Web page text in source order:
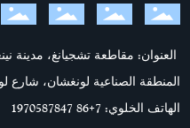
العنوان: مقاطعة تشجيانغ، مدينة
المنطقة الصناعية لونغشان، شارع
الهاتف الخلوي: 7 +86 1970587847